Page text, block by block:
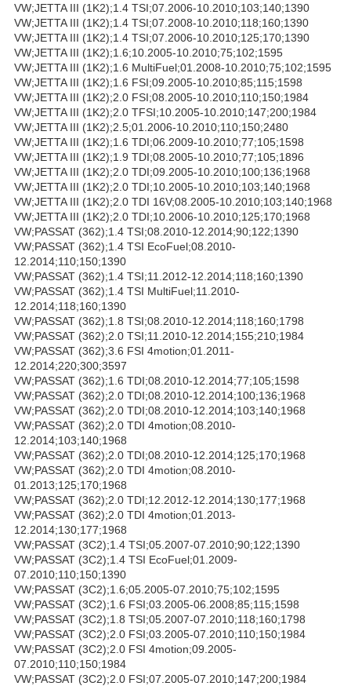
VW;JETTA III (1K2);1.4 TSI;07.2006-10.2010;103;140;1390
VW;JETTA III (1K2);1.4 TSI;07.2008-10.2010;118;160;1390
VW;JETTA III (1K2);1.4 TSI;07.2006-10.2010;125;170;1390
VW;JETTA III (1K2);1.6;10.2005-10.2010;75;102;1595
VW;JETTA III (1K2);1.6 MultiFuel;01.2008-10.2010;75;102;1595
VW;JETTA III (1K2);1.6 FSI;09.2005-10.2010;85;115;1598
VW;JETTA III (1K2);2.0 FSI;08.2005-10.2010;110;150;1984
VW;JETTA III (1K2);2.0 TFSI;10.2005-10.2010;147;200;1984
VW;JETTA III (1K2);2.5;01.2006-10.2010;110;150;2480
VW;JETTA III (1K2);1.6 TDI;06.2009-10.2010;77;105;1598
VW;JETTA III (1K2);1.9 TDI;08.2005-10.2010;77;105;1896
VW;JETTA III (1K2);2.0 TDI;09.2005-10.2010;100;136;1968
VW;JETTA III (1K2);2.0 TDI;10.2005-10.2010;103;140;1968
VW;JETTA III (1K2);2.0 TDI 16V;08.2005-10.2010;103;140;1968
VW;JETTA III (1K2);2.0 TDI;10.2006-10.2010;125;170;1968
VW;PASSAT (362);1.4 TSI;08.2010-12.2014;90;122;1390
VW;PASSAT (362);1.4 TSI EcoFuel;08.2010-
12.2014;110;150;1390
VW;PASSAT (362);1.4 TSI;11.2012-12.2014;118;160;1390
VW;PASSAT (362);1.4 TSI MultiFuel;11.2010-
12.2014;118;160;1390
VW;PASSAT (362);1.8 TSI;08.2010-12.2014;118;160;1798
VW;PASSAT (362);2.0 TSI;11.2010-12.2014;155;210;1984
VW;PASSAT (362);3.6 FSI 4motion;01.2011-
12.2014;220;300;3597
VW;PASSAT (362);1.6 TDI;08.2010-12.2014;77;105;1598
VW;PASSAT (362);2.0 TDI;08.2010-12.2014;100;136;1968
VW;PASSAT (362);2.0 TDI;08.2010-12.2014;103;140;1968
VW;PASSAT (362);2.0 TDI 4motion;08.2010-
12.2014;103;140;1968
VW;PASSAT (362);2.0 TDI;08.2010-12.2014;125;170;1968
VW;PASSAT (362);2.0 TDI 4motion;08.2010-
01.2013;125;170;1968
VW;PASSAT (362);2.0 TDI;12.2012-12.2014;130;177;1968
VW;PASSAT (362);2.0 TDI 4motion;01.2013-
12.2014;130;177;1968
VW;PASSAT (3C2);1.4 TSI;05.2007-07.2010;90;122;1390
VW;PASSAT (3C2);1.4 TSI EcoFuel;01.2009-
07.2010;110;150;1390
VW;PASSAT (3C2);1.6;05.2005-07.2010;75;102;1595
VW;PASSAT (3C2);1.6 FSI;03.2005-06.2008;85;115;1598
VW;PASSAT (3C2);1.8 TSI;05.2007-07.2010;118;160;1798
VW;PASSAT (3C2);2.0 FSI;03.2005-07.2010;110;150;1984
VW;PASSAT (3C2);2.0 FSI 4motion;09.2005-
07.2010;110;150;1984
VW;PASSAT (3C2);2.0 FSI;07.2005-07.2010;147;200;1984